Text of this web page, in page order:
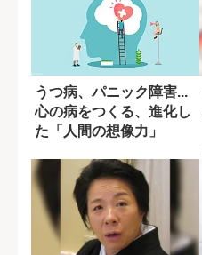
うつ病、パニック障害...
心の病をつくる、進化し
た「人間の想像力」